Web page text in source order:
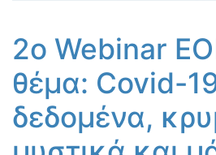
2ο Webinar
θέμα: Covid-
δεδομένα,